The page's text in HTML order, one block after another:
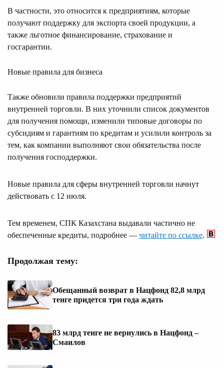
В частности, это относится к предприятиям, которые
получают поддержку для экспорта своей продукции, а
также льготное финансирование, страхование и
госгарантии.
Новые правила для бизнеса
Также обновили правила поддержки предприятий
внутренней торговли. В них уточнили список документов
для получения помощи, изменили типовые договоры по
субсидиям и гарантиям по кредитам и усилили контроль за
тем, как компании выполняют свои обязательства после
получения господдержки.
Новые правила для сферы внутренней торговли начнут
действовать с 12 июля.
Тем временем, СПК Казахстана выдавали частично не
обеспеченные кредиты, подробнее — читайте по ссылке.
Продолжая тему:
Обещанный возврат в Нацфонд 82,8 млрд
тенге придется три года ждать
83 млрд тенге не вернулись в Нацфонд –
Смаилов